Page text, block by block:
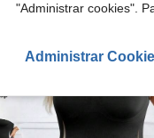
"Administrar cookies".
Administrar